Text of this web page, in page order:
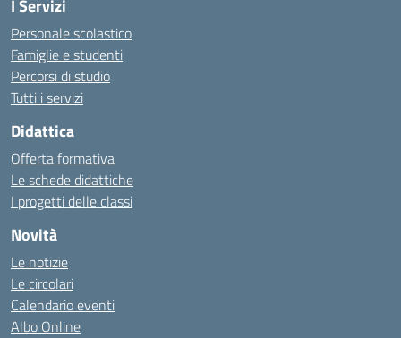
I Servizi
Personale scolastico
Famiglie e studenti
Percorsi di studio
Tutti i servizi
Didattica
Offerta formativa
Le schede didattiche
I progetti delle classi
Novità
Le notizie
Le circolari
Calendario eventi
Albo Online